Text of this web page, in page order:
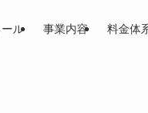
ル 事業内容 料金体